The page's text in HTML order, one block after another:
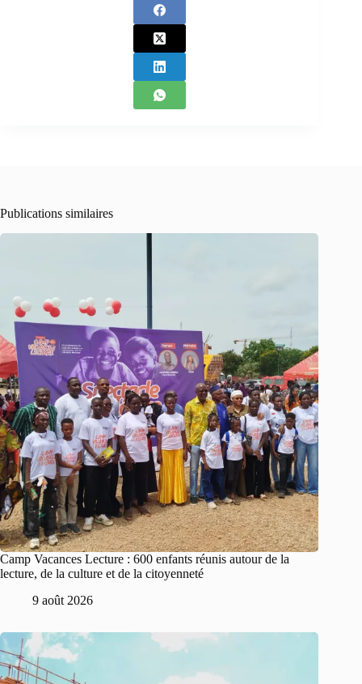
Publications similaires
Camp Vacances Lecture : 600 enfants réunis autour de la
lecture, de la culture et de la citoyenneté
9 août 2026